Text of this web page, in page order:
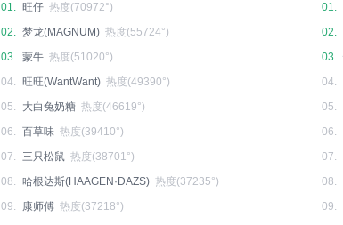
01. 旺仔 热度(70972°)
02. 梦龙(MAGNUM) 热度(55724°)
03. 蒙牛 热度(51020°)
04.
旺旺(WantWant) 热度(49390°)
05.
大白兔奶糖 热度(46619°)
06. 百草味 热度(39410°)
07. 三只松鼠 热度(38701°)
08. 哈根达斯(HAAGEN·DAZS) 热度(37235°)
09.
康师傅 热度(37218°)
01.
02.
03.
04.
05.
06.
07.
08.
09.